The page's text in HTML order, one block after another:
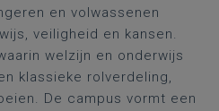
en volwassenen
veiligheid en kansen.
welzijn en onderwijs
klassieke rolverdeling,
De campus vormt een